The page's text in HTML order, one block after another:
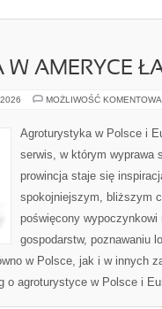
W AMERYCE
MOŻLIWOŚĆ
Agroturystyka w Polsce i
serwis, w którym wyprawa
prowincja staje się
spokojniejszym, bliższym
poświęcony wypoczynkowi
gospodarstw, poznawaniu
w Polsce, jak i w innych
o agroturystyce w Polsce i